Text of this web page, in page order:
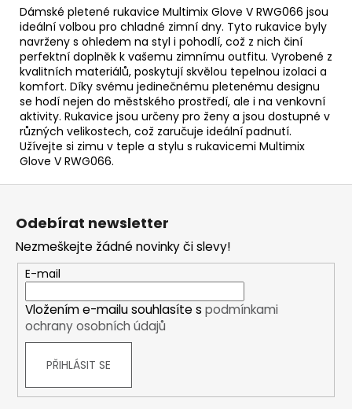
Dámské pletené rukavice Multimix Glove V RWG066 jsou
ideální volbou pro chladné zimní dny. Tyto rukavice byly
navrženy s ohledem na styl i pohodlí, což z nich činí
perfektní doplněk k vašemu zimnímu outfitu. Vyrobené z
kvalitních materiálů, poskytují skvělou tepelnou izolaci a
komfort. Díky svému jedinečnému pletenému designu
se hodí nejen do městského prostředí, ale i na venkovní
aktivity. Rukavice jsou určeny pro ženy a jsou dostupné v
různých velikostech, což zaručuje ideální padnutí.
Užívejte si zimu v teple a stylu s rukavicemi Multimix
Glove V RWG066.
Z
Odebírat newsletter
Nezmeškejte žádné novinky či slevy!
E-mail
Vložením e-mailu souhlasíte s podmínkami
ochrany osobních údajů
PŘIHLÁSIT SE